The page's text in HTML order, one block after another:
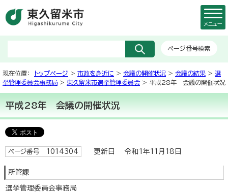
ページ番号検索
メニュー
現在位置： トップページ > 市政を身近に > 会議の開催状況 > 会議の結果 > 選
挙管理委員会事務局 > 東久留米市選挙管理委員会 > 平成28年 会議の開催状況
平成28年 会議の開催状況
ページ番号 1014304 更新日 令和1年11月18日
所管課
選挙管理委員会事務局